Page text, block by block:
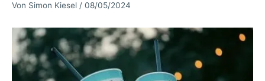
Von Simon Kiesel / 08/05/2024